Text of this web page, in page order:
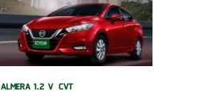
ALMERA 1.2 V CVT